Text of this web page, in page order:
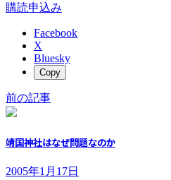
購読申込み
Facebook
X
Bluesky
Copy
前の記事
靖国神社はなぜ問題なのか
2005年1月17日